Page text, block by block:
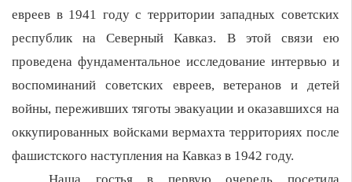
евреев в 1941 году с территории западных советских
республик на Северный Кавказ. В этой связи ею
проведена фундаментальное исследование интервью и
воспоминаний советских евреев, ветеранов и детей
войны, переживших тяготы эвакуации и оказавшихся на
оккупированных войсками вермахта территориях после
фашистского наступления на Кавказ в 1942 году.